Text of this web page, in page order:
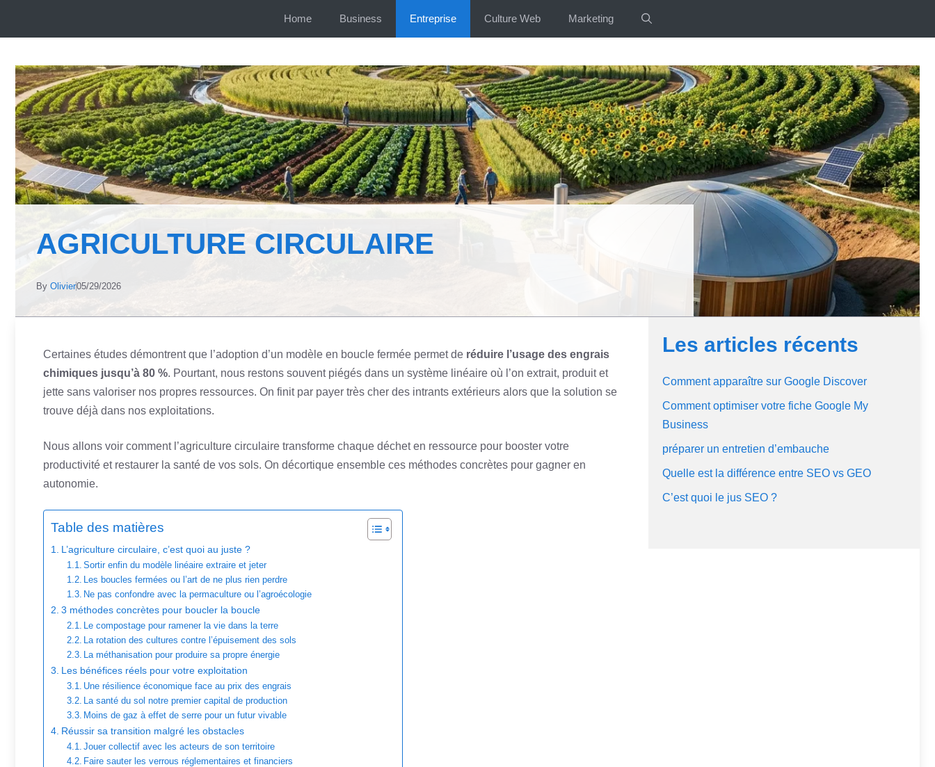
Home Business Entreprise Culture Web Marketing
AGRICULTURE CIRCULAIRE
By Olivier05/29/2026
Certaines études démontrent que l’adoption d’un modèle en boucle fermée permet de réduire l’usage des engrais
chimiques jusqu’à 80 %. Pourtant, nous restons souvent piégés dans un système linéaire où l’on extrait, produit et
jette sans valoriser nos propres ressources. On finit par payer très cher des intrants extérieurs alors que la solution se
trouve déjà dans nos exploitations.
Nous allons voir comment l’agriculture circulaire transforme chaque déchet en ressource pour booster votre
productivité et restaurer la santé de vos sols. On décortique ensemble ces méthodes concrètes pour gagner en
autonomie.
Table des matières
L’agriculture circulaire, c’est quoi au juste ?
Sortir enfin du modèle linéaire extraire et jeter
Les boucles fermées ou l’art de ne plus rien perdre
Ne pas confondre avec la permaculture ou l’agroécologie
3 méthodes concrètes pour boucler la boucle
Le compostage pour ramener la vie dans la terre
La rotation des cultures contre l’épuisement des sols
La méthanisation pour produire sa propre énergie
Les bénéfices réels pour votre exploitation
Une résilience économique face au prix des engrais
La santé du sol notre premier capital de production
Moins de gaz à effet de serre pour un futur vivable
Réussir sa transition malgré les obstacles
Jouer collectif avec les acteurs de son territoire
Faire sauter les verrous réglementaires et financiers
Les articles récents
Comment apparaître sur Google Discover
Comment optimiser votre fiche Google My
Business
préparer un entretien d’embauche
Quelle est la différence entre SEO vs GEO
C’est quoi le jus SEO ?